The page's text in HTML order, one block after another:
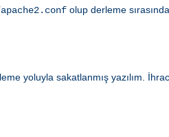
olup derleme
yoluyla sakatlanmış yazılım.